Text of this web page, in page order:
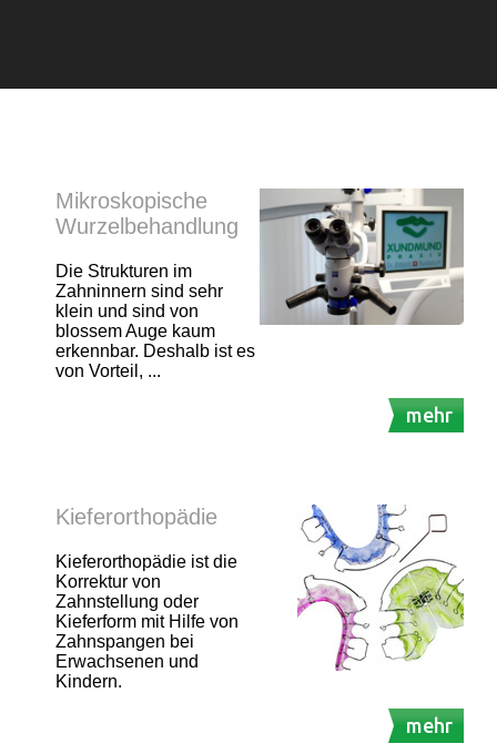
Mikroskopische
Wurzelbehandlung
Die Strukturen im
Zahninnern sind sehr
klein und sind von
blossem Auge kaum
erkennbar. Deshalb ist es
von Vorteil, ...
mehr
Kieferorthopädie
Kieferorthopädie ist die
Korrektur von
Zahnstellung oder
Kieferform mit Hilfe von
Zahnspangen bei
Erwachsenen und
Kindern.
mehr